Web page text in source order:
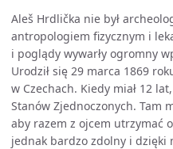
Aleš Hrdlička nie był
antropologiem fizycznym i
i poglądy wywarły ogromny
Urodził się 29 marca 1869
w Czechach. Kiedy miał 12
Stanów Zjednoczonych. Tam
aby razem z ojcem utrzymać
jednak bardzo zdolny i dzięki